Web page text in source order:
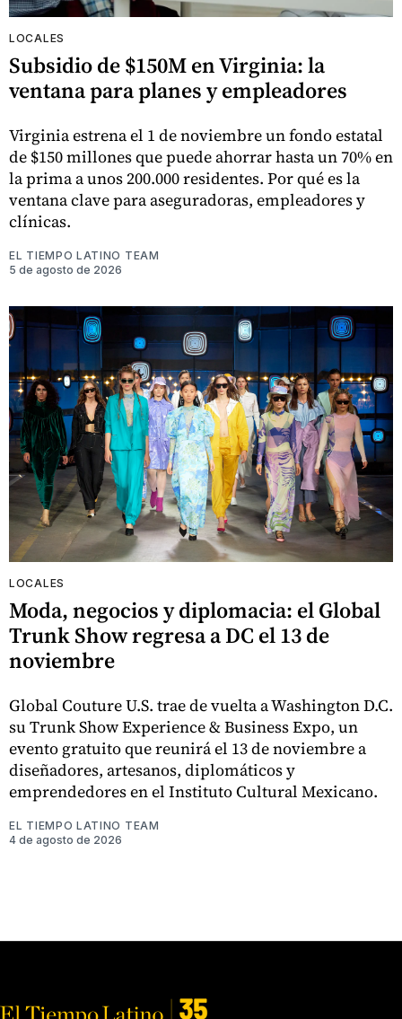
LOCALES
Subsidio de $150M en Virginia: la
ventana para planes y empleadores
Virginia estrena el 1 de noviembre un fondo estatal
de $150 millones que puede ahorrar hasta un 70% en
la prima a unos 200.000 residentes. Por qué es la
ventana clave para aseguradoras, empleadores y
clínicas.
EL TIEMPO LATINO TEAM
5 de agosto de 2026
LOCALES
Moda, negocios y diplomacia: el Global
Trunk Show regresa a DC el 13 de
noviembre
Global Couture U.S. trae de vuelta a Washington D.C.
su Trunk Show Experience & Business Expo, un
evento gratuito que reunirá el 13 de noviembre a
diseñadores, artesanos, diplomáticos y
emprendedores en el Instituto Cultural Mexicano.
EL TIEMPO LATINO TEAM
4 de agosto de 2026